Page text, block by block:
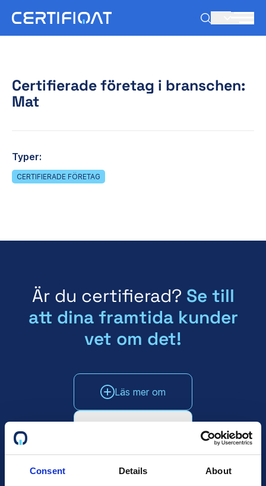
Consent Details About
Certifierade företag i branschen:
Mat
Typer:
CERTIFIERADE FÖRETAG
Är du certifierad? Se till
att dina framtida kunder
vet om det!
Läs mer om